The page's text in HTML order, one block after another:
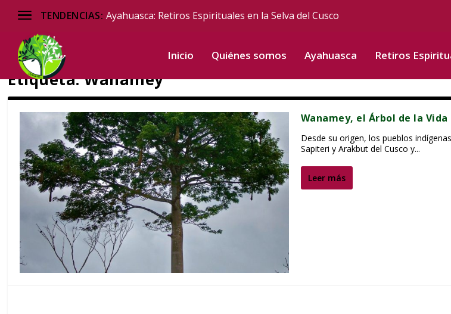
TENDENCIAS: Ayahuasca: Retiros Espirituales en la Selva del Cusco
Inicio Quiénes somos Ayahuasca Retiros
Etiqueta:Wanamey
Wanamey, el Árbol de la Vida
Desde su origen, los pueblos
Sapiteri y Arakbut del Cusco y...
Leer más